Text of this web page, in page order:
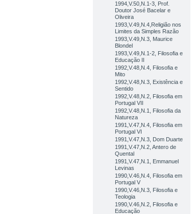
1994,V.50,N.1-3, Prof.
Doutor José Bacelar e
Oliveira
1993,V.49,N.4,Religião nos
Limites da Simples Razão
1993,V.49,N.3, Maurice
Blondel
1993,V.49,N.1-2, Filosofia e
Educação II
1992,V.48,N.4, Filosofia e
Mito
1992,V.48,N.3, Existência e
Sentido
1992,V.48,N.2, Filosofia em
Portugal VII
1992,V.48,N.1, Filosofia da
Natureza
1991,V.47,N.4, Filosofia em
Portugal VI
1991,V.47,N.3, Dom Duarte
1991,V.47,N.2, Antero de
Quental
1991,V.47,N.1, Emmanuel
Levinas
1990,V.46,N.4, Filosofia em
Portugal V
1990,V.46,N.3, Filosofia e
Teologia
1990,V.46,N.2, Filosofia e
Educação